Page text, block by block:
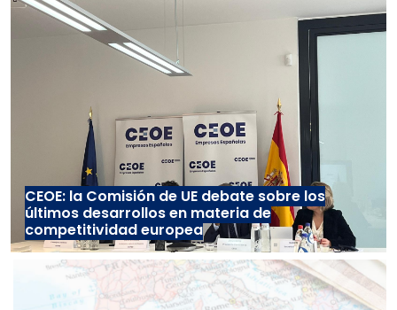
CEOE: la Comisión de UE debate sobre los
últimos desarrollos en materia de
competitividad europea